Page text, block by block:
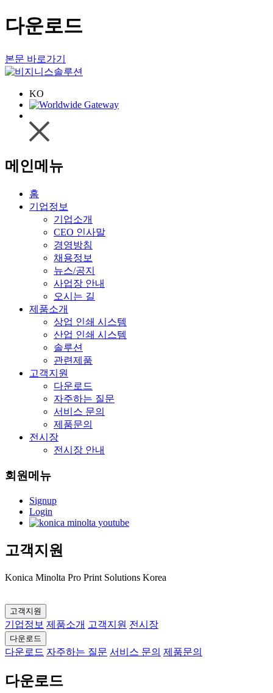
다운로드
본문 바로가기
KO
메인메뉴
홈
기업정보
기업소개
CEO 인사말
경영방침
채용정보
뉴스/공지
사업장 안내
오시는 길
제품소개
상업 인쇄 시스템
산업 인쇄 시스템
솔루션
관련제품
고객지원
다운로드
자주하는 질문
서비스 문의
제품문의
전시장
전시장 안내
회원메뉴
Signup
Login
고객지원
Konica Minolta Pro Print Solutions Korea
고객지원
기업정보 제품소개 고객지원 전시장
다운로드
다운로드 자주하는 질문 서비스 문의 제품문의
다운로드